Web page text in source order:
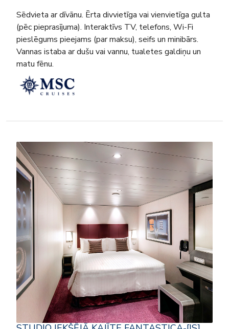
Sēdvieta ar dīvānu. Ērta divvietīga vai vienvietīga gulta
(pēc pieprasījuma). Interaktīvs TV, telefons, Wi-Fi
pieslēgums pieejams (par maksu), seifs un minibārs.
Vannas istaba ar dušu vai vannu, tualetes galdiņu un
matu fēnu.